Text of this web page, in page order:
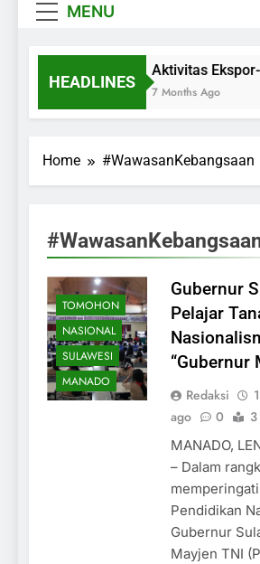
MENU
HEADLINES
Aktivitas Ekspor-
7 Months Ago
Home #WawasanKebangsaan
TOMOHON
NASIONAL
SULAWESI
MANADO
Gubernur
Pelajar
“Gubernur
Redaksi
ago
0
MANADO,
– Dalam
Pendidikan
Gubernur
Mayjen TNI